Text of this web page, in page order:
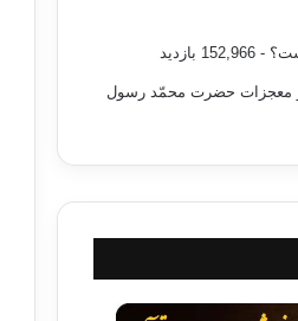
- 152,966 بازدید
معجزات حضرت محمّد رسول